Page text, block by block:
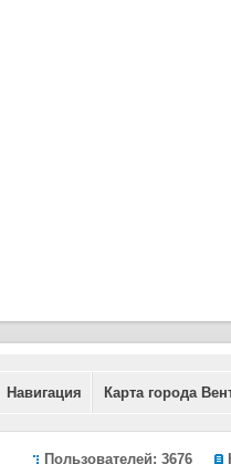
Навигация Карта города
Пользователей: 3676